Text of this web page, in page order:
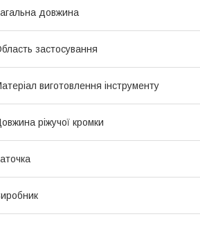
довжина
застосування
виготовлення інструменту
ріжучої кромки